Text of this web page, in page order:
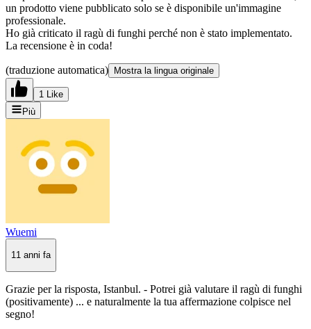
un prodotto viene pubblicato solo se è disponibile un'immagine
professionale.
Ho già criticato il ragù di funghi perché non è stato implementato.
La recensione è in coda!
(traduzione automatica) Mostra la lingua originale
1 Like
Più
Wuemi
11 anni fa
Grazie per la risposta, Istanbul. - Potrei già valutare il ragù di funghi
(positivamente) ... e naturalmente la tua affermazione colpisce nel
segno!